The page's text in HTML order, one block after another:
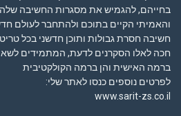
בחייהם, להגמיש את מסגרות החשיבה
והאמיתי הקיים בתוכם ולהתחבר לעולם
חשיבה חסרת גבולות ותוכן חדשני בכל
חכה לאלו הסקרנים לדעת, המתמידים
ברמה האישית והן ברמה הקולקטיבית
לפרטים נוספים כנסו לאתר שלי:
www.sarit-zs.co.il